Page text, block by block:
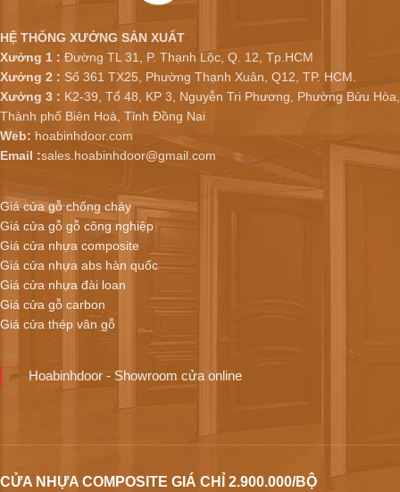
HỆ THỐNG XƯỞNG SẢN XUẤT
Xưởng 1 : Đường TL 31, P. Thạnh Lộc, Q. 12, Tp.HCM
Xưởng 2 : Số 361 TX25, Phường Thạnh Xuân, Q12, TP. HCM.
Xưởng 3 : K2-39, Tổ 48, KP 3, Nguyễn Tri Phương, Phường Bửu Hòa,
Thành phố Biên Hoà, Tỉnh Đồng Nai
Web: hoabinhdoor.com
Email :sales.hoabinhdoor@gmail.com
Giá cửa gỗ chống cháy
Giá cửa gỗ gỗ công nghiệp
Giá cửa nhựa composite
Giá cửa nhựa abs hàn quốc
Giá cửa nhựa đài loan
Giá cửa gỗ carbon
Giá cửa thép vân gỗ
Hoabinhdoor - Showroom cửa online
CỬA NHỰA COMPOSITE GIÁ CHỈ 2.900.000/BỘ